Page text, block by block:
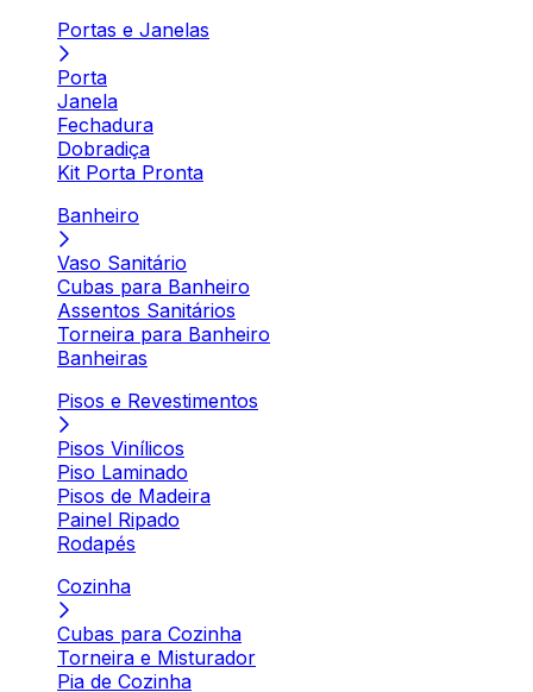
Portas e Janelas
Porta
Janela
Fechadura
Dobradiça
Kit Porta Pronta
Banheiro
Vaso Sanitário
Cubas para Banheiro
Assentos Sanitários
Torneira para Banheiro
Banheiras
Pisos e Revestimentos
Pisos Vinílicos
Piso Laminado
Pisos de Madeira
Painel Ripado
Rodapés
Cozinha
Cubas para Cozinha
Torneira e Misturador
Pia de Cozinha